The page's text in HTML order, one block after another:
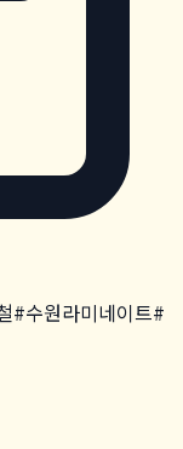
#수원라미네이트#